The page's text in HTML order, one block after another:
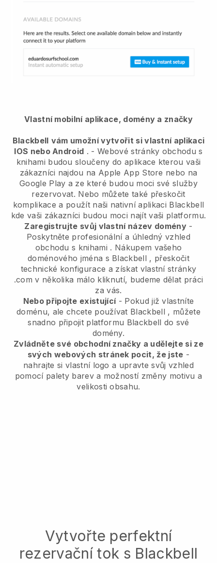
Vlastní mobilní aplikace, domény a značky
Blackbell vám umožní vytvořit si vlastní aplikaci
IOS nebo Android . -Webové stránky obchodu s
knihami budou sloučeny do aplikace kterou vaši
zákazníci najdou na Apple App Store nebo na
Google Play a ze které budou moci své služby
rezervovat. Nebo můžete také přeskočit
komplikace a použít naši nativní aplikaci Blackbell
kde vaši zákazníci budou moci najít vaši platformu.
Zaregistrujte svůj vlastní název domény-
Poskytněte profesionální a úhledný vzhled
obchodu s knihami . Nákupem vašeho
doménového jména s Blackbell , přeskočit
technické konfigurace a získat vlastní stránky
.com v několika málo kliknutí, budeme dělat práci
za vás.
Nebo připojte existující- Pokud již vlastníte
doménu, ale chcete používat Blackbell , můžete
snadno připojit platformu Blackbell do své
domény.
Zvládněte své obchodní značky a udělejte si ze
svých webových stránek pocit, že jste -
nahrajte si vlastní logo a upravte svůj vzhled
pomocí palety barev a možností změny motivu a
velikosti obsahu.
Vytvořte perfektní
rezervační tok s Blackbell